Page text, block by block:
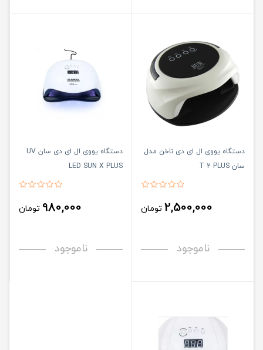
دستگاه یووی ال ای دی ناخن مدل
سان T 2 PLUS
2,500,000 تومان
ناموجود
دستگاه یووی ال ای دی سان UV
LED SUN X PLUS
980,000 تومان
ناموجود